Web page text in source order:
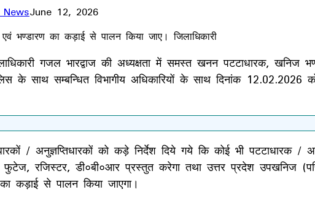
June 12, 2026
गजल भारद्वाज की अध्यक्षता में समस्त खनन पटटाधारक, खनिज
के साथ सम्बन्धित विभागीय अधिकारियों के साथ दिनांक
/ अनुज्ञप्तिधारकों को कड़े निर्देश दिये गये कि कोई भी पटटाधारक /
रजिस्टर, डी०बी०आर प्रस्तुत करेगा तथा उत्तर प्रदेश उपखनिज
कड़ाई से पालन किया जाएगा।